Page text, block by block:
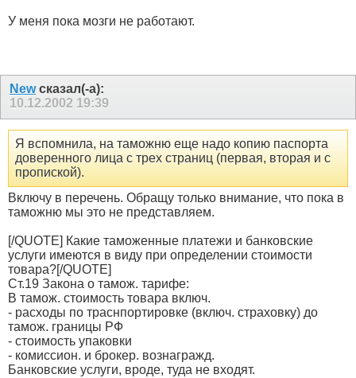
У меня пока мозги не работают.
Newсказал(-а):
10.12.2002 19:39
Я вспомнила, на таможню еще надо копию паспорта
доверенного лица с трех страниц (первая, вторая и с
пропиской).
Включу в перечень. Обращу только внимание, что пока в
таможню мы это не представляем.
[/QUOTE] Какие таможенные платежи и банковские
услуги имеются в виду при определении стоимости
товара?[/QUOTE]
Ст.19 Закона о тамож. тарифе:
В тамож. стоимость товара включ.
- расходы по траснпортировке (включ. страховку) до
тамож. границы РФ
- стоимость упаковки
- комиссион. и брокер. вознагражд.
Банковские услуги, вроде, туда не входят.